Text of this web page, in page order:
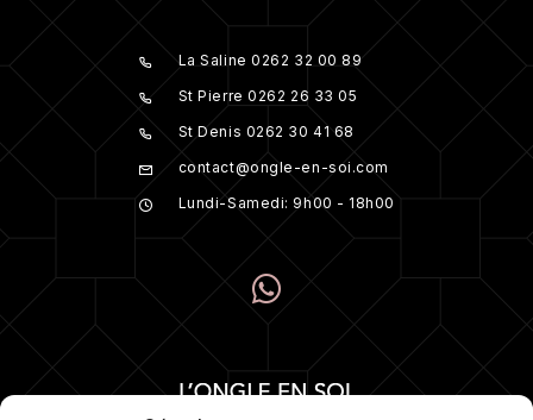
La Saline 0262 32 00 89
St Pierre 0262 26 33 05
St Denis 0262 30 41 68
contact@ongle-en-soi.com
Lundi-Samedi: 9h00 - 18h00